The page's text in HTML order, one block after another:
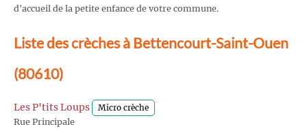
d'accueil de la petite enfance de votre commune.
Liste des crèches à Bettencourt-Saint-Ouen
(80610)
Les P'tits Loups Micro crèche
Rue Principale